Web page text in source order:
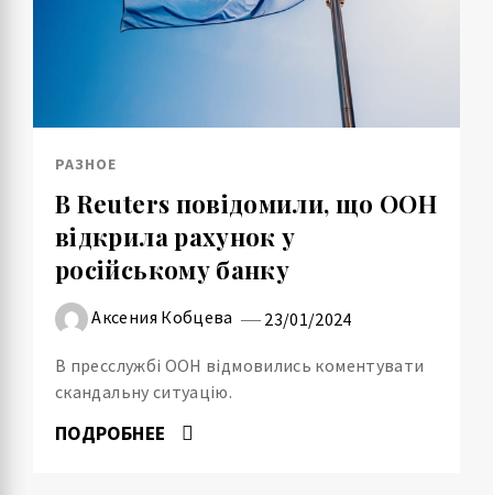
РАЗНОЕ
В Reuters повідомили, що ООН
відкрила рахунок у
російському банку
Аксения Кобцева 23/01/2024
В пресслужбі ООН відмовились коментувати
скандальну ситуацію.
ПОДРОБНЕЕ